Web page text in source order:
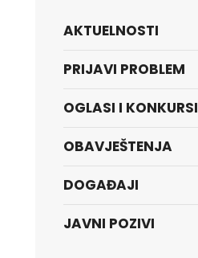
AKTUELNOSTI
PRIJAVI PROBLEM
OGLASI I KONKURSI
OBAVJEŠTENJA
DOGAĐAJI
JAVNI POZIVI